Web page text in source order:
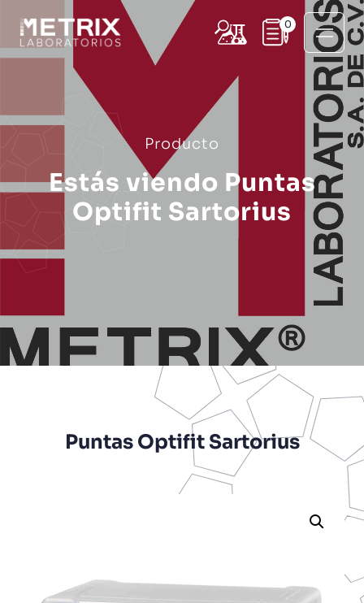
0
Producto
Estás viendo Puntas
Optifit Sartorius
Puntas Optifit Sartorius